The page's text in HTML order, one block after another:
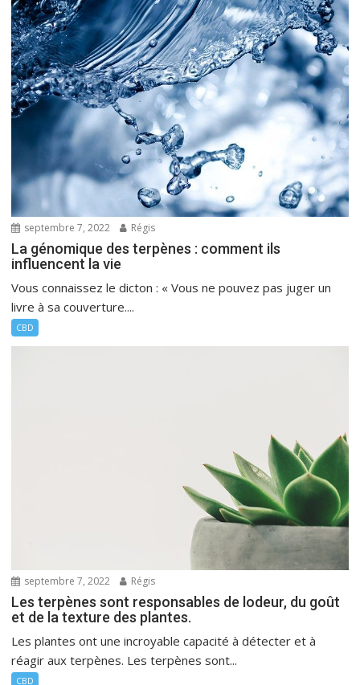
septembre 7, 2022 Régis
La génomique des terpènes : comment ils
influencent la vie
Vous connaissez le dicton : « Vous ne pouvez pas juger un
livre à sa couverture....
CBD
septembre 7, 2022 Régis
Les terpènes sont responsables de lodeur, du goût
et de la texture des plantes.
Les plantes ont une incroyable capacité à détecter et à
réagir aux terpènes. Les terpènes sont...
CBD